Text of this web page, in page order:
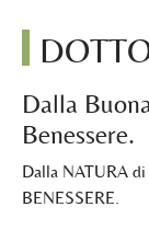
Dalla
Benessere.
Dalla NATURA
BENESSERE.